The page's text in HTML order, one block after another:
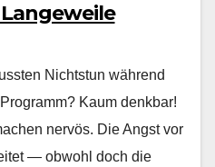
Nichtstun während
Kaum denkbar!
nervös. Die Angst vor
— obwohl doch die